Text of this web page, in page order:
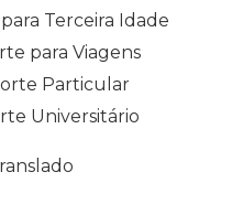
Terceira Idade
para Viagens
Particular
Universitário